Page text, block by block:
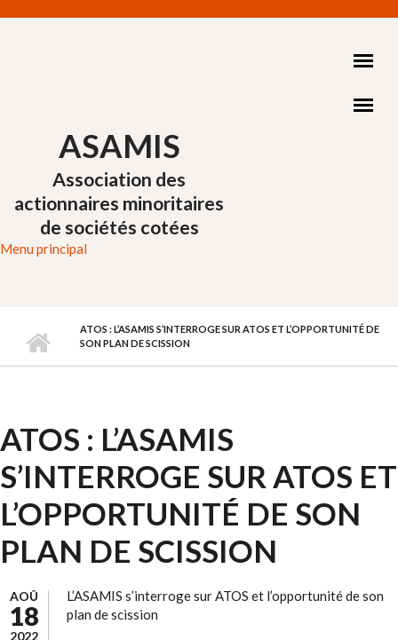
ASAMIS
Association des
actionnaires minoritaires
de sociétés cotées
Menu principal
ATOS : L’ASAMIS S’INTERROGE SUR ATOS ET L’OPPORTUNITÉ DE
SON PLAN DE SCISSION
ATOS : L’ASAMIS
S’INTERROGE SUR ATOS ET
L’OPPORTUNITÉ DE SON
PLAN DE SCISSION
AOÛ
18
2022
L’ASAMIS s’interroge sur ATOS et l’opportunité de son
plan de scission